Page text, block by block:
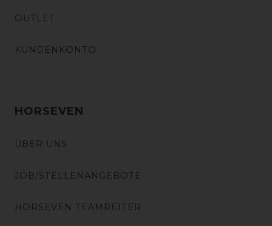
OUTLET
KUNDENKONTO
HORSEVEN
ÜBER UNS
JOB/STELLENANGEBOTE
HORSEVEN TEAMREITER